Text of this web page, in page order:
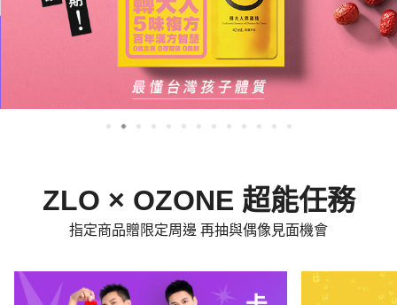
ZLO × OZONE 超能任務
指定商品贈限定周邊 再抽與偶像見面機會